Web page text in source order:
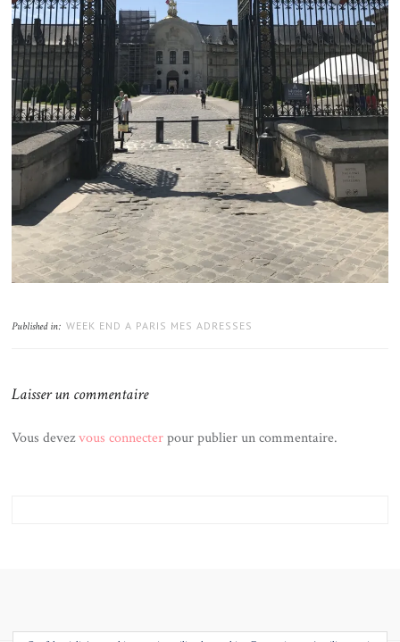
Published in: WEEK END A PARIS MES ADRESSES
Laisser un commentaire
Vous devezvous connecterpour publier un commentaire.